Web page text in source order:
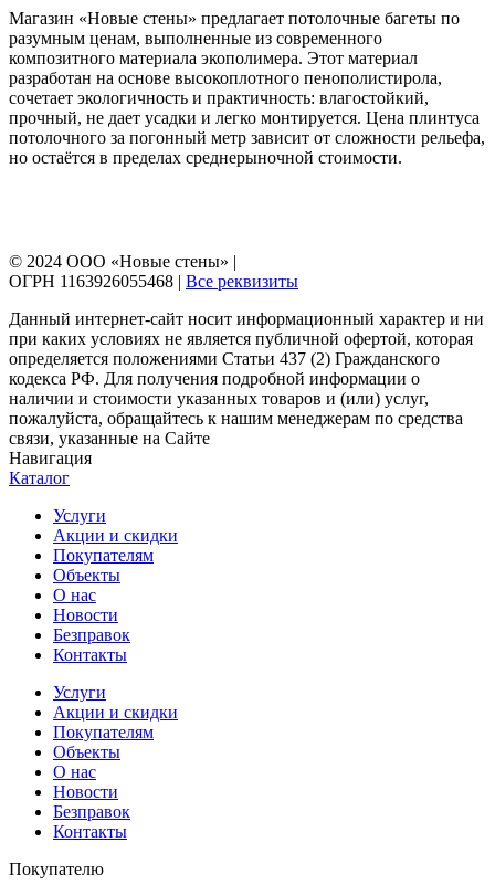
Магазин «Новые стены» предлагает потолочные багеты по
разумным ценам, выполненные из современного
композитного материала экополимера. Этот материал
разработан на основе высокоплотного пенополистирола,
сочетает экологичность и практичность: влагостойкий,
прочный, не дает усадки и легко монтируется. Цена плинтуса
потолочного за погонный метр зависит от сложности рельефа,
но остаётся в пределах среднерыночной стоимости.
© 2024 ООО «Новые стены» |
ОГРН 1163926055468 | Все реквизиты
Данный интернет-сайт носит информационный характер и ни
при каких условиях не является публичной офертой, которая
определяется положениями Статьи 437 (2) Гражданского
кодекса РФ. Для получения подробной информации о
наличии и стоимости указанных товаров и (или) услуг,
пожалуйста, обращайтесь к нашим менеджерам по средства
связи, указанные на Сайте
Навигация
Каталог
Услуги
Акции и скидки
Покупателям
Объекты
О нас
Новости
Безправок
Контакты
Услуги
Акции и скидки
Покупателям
Объекты
О нас
Новости
Безправок
Контакты
Покупателю